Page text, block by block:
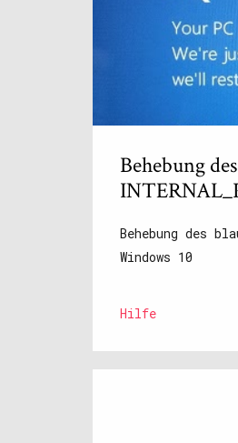
Behebung
Behebung des
Windows 10
Hilfe